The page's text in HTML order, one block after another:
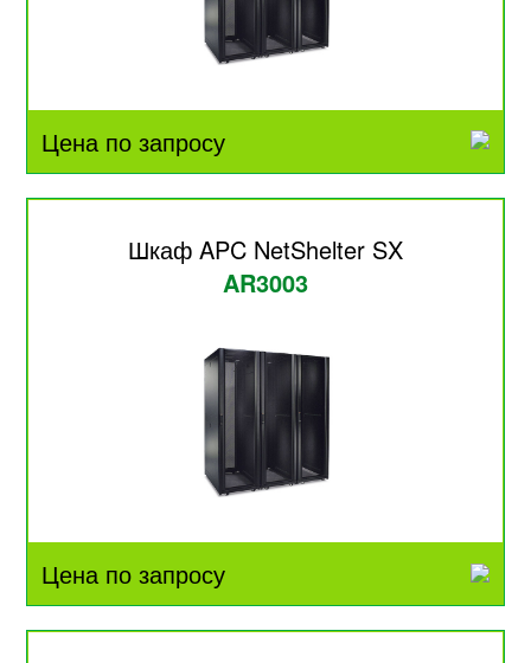
Цена по запросу
Шкаф APC NetShelter SX
AR3003
Цена по запросу